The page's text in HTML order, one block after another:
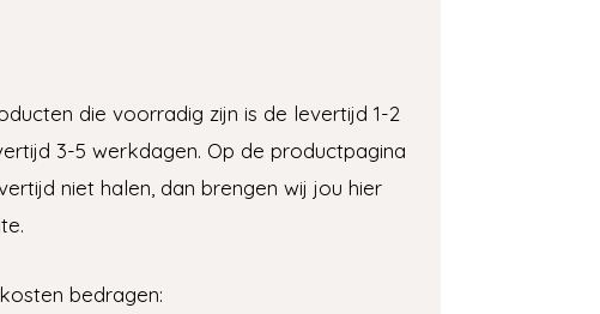
die voorradig zijn is de levertijd 1-2
3-5 werkdagen. Op de productpagina
niet halen, dan brengen wij jou hier
bedragen: